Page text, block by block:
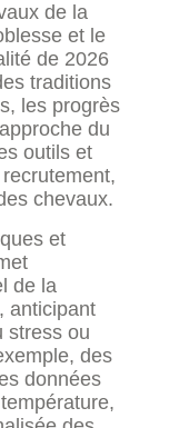
de la
et le
de 2026
traditions
les progrès
du
outils et
chevaux.
et
de la
anticipant
stress ou
des
données